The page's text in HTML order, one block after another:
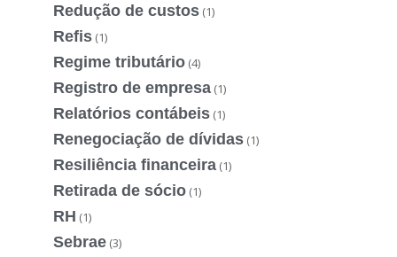
Redução de custos (1)
Refis (1)
Regime tributário (4)
Registro de empresa (1)
Relatórios contábeis (1)
Renegociação de dívidas (1)
Resiliência financeira (1)
Retirada de sócio (1)
RH (1)
Sebrae (3)